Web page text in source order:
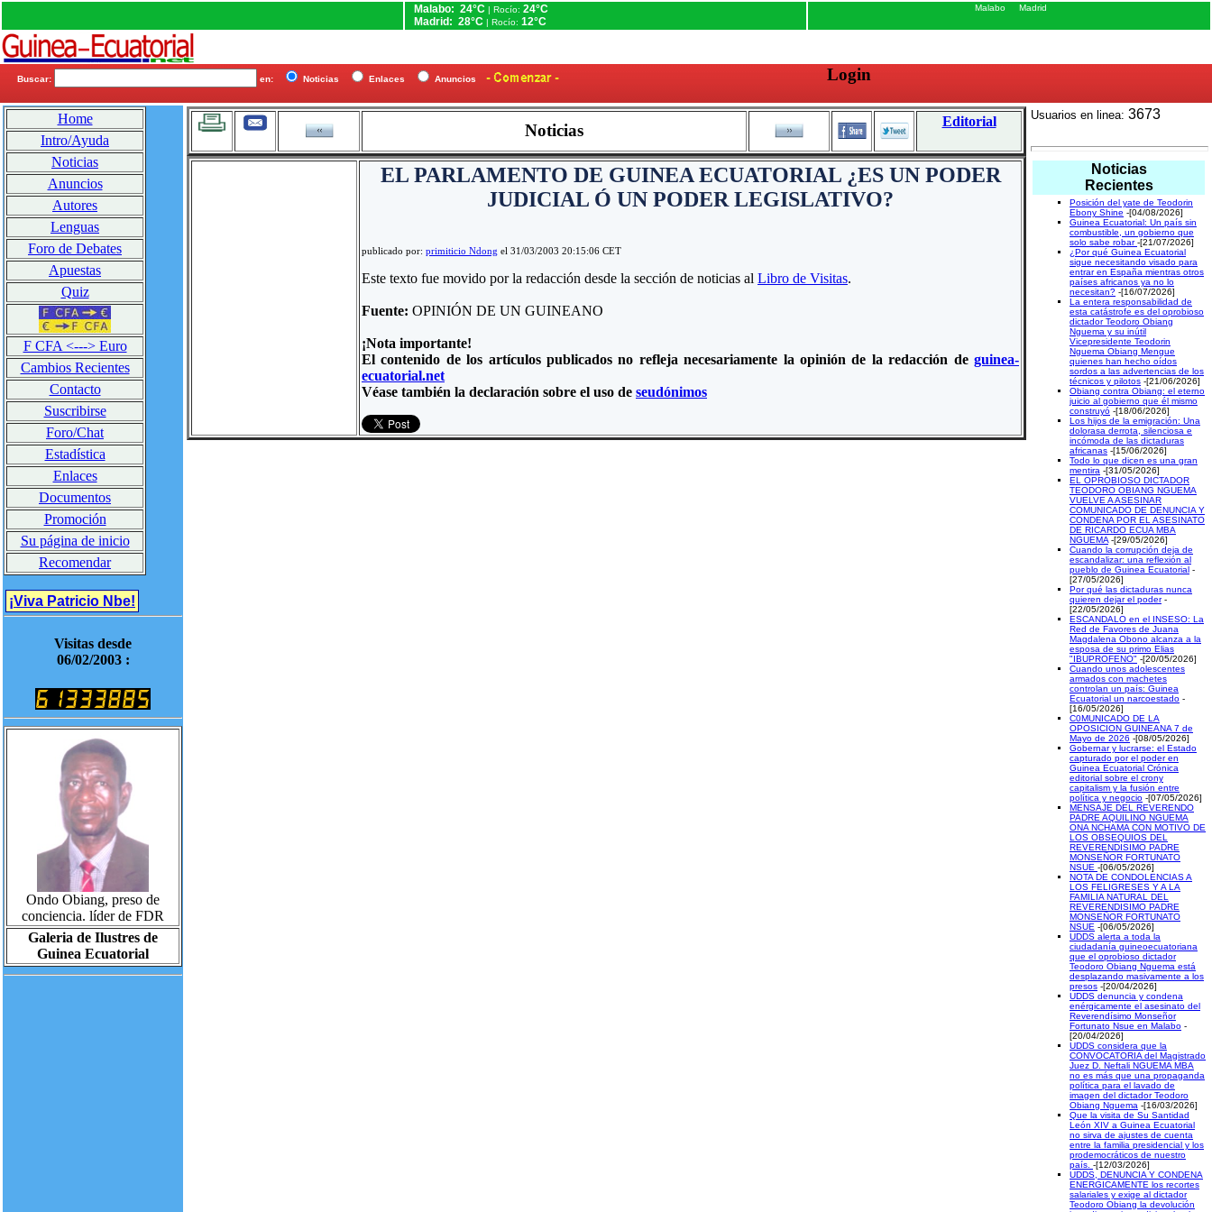
Malabo: 24°C | Rocío: 24°C
Madrid: 28°C | Rocío: 12°C
Malabo Madrid
Buscar: en: Noticias Enlaces Anuncios Login
Home
Intro/Ayuda
Noticias
Anuncios
Autores
Lenguas
Foro de Debates
Apuestas
Quiz
F CFA <---> Euro
Cambios Recientes
Contacto
Suscribirse
Foro/Chat
Estadística
Enlaces
Documentos
Promoción
Su página de inicio
Recomendar
¡Viva Patricio Nbe!
Visitas desde
06/02/2003 :
Ondo Obiang, preso de
conciencia. líder de FDR
Galeria de Ilustres de
Guinea Ecuatorial
Noticias Editorial
EL PARLAMENTO DE GUINEA ECUATORIAL ¿ES UN PODER
JUDICIAL Ó UN PODER LEGISLATIVO?
publicado por: primiticio Ndong el 31/03/2003 20:15:06 CET
Este texto fue movido por la redacción desde la sección de noticias al Libro de Visitas.
Fuente: OPINIÓN DE UN GUINEANO
¡Nota importante!
El contenido de los artículos publicados no refleja necesariamente la opinión de la redacción de guinea-
ecuatorial.net
Véase también la declaración sobre el uso de seudónimos
Usuarios en linea: 3673
Noticias
Recientes
Posición del yate de Teodorin
Ebony Shine -[04/08/2026]
Guinea Ecuatorial: Un país sin
combustible, un gobierno que
solo sabe robar-[21/07/2026]
¿Por qué Guinea Ecuatorial
sigue necesitando visado para
entrar en España mientras otros
países africanos ya no lo
necesitan? -[16/07/2026]
La entera responsabilidad de
esta catástrofe es del oprobioso
dictador Teodoro Obiang
Nguema y su inútil
Vicepresidente Teodorin
Nguema Obiang Mengue
quienes han hecho oídos
sordos a las advertencias de los
técnicos y pilotos -[21/06/2026]
Obiang contra Obiang: el eterno
juicio al gobierno que él mismo
construyó -[18/06/2026]
Los hijos de la emigración: Una
dolorasa derrota, silenciosa e
incómoda de las dictaduras
africanas -[15/06/2026]
Todo lo que dicen es una gran
mentira -[31/05/2026]
EL OPROBIOSO DICTADOR
TEODORO OBIANG NGUEMA
VUELVE A ASESINAR
COMUNICADO DE DENUNCIA Y
CONDENA POR EL ASESINATO
DE RICARDO ECUA MBA
NGUEMA -[29/05/2026]
Cuando la corrupción deja de
escandalizar: una reflexión al
pueblo de Guinea Ecuatorial -
[27/05/2026]
Por qué las dictaduras nunca
quieren dejar el poder -
[22/05/2026]
ESCANDALO en el INSESO: La
Red de Favores de Juana
Magdalena Obono alcanza a la
esposa de su primo Elias
"IBUPROFENO" -[20/05/2026]
Cuando unos adolescentes
armados con machetes
controlan un país: Guinea
Ecuatorial un narcoestado -
[16/05/2026]
C0MUNICADO DE LA
OPOSICION GUINEANA 7 de
Mayo de 2026 -[08/05/2026]
Gobernar y lucrarse: el Estado
capturado por el poder en
Guinea Ecuatorial Crónica
editorial sobre el crony
capitalism y la fusión entre
política y negocio -[07/05/2026]
MENSAJE DEL REVERENDO
PADRE AQUILINO NGUEMA
ONA NCHAMA CON MOTIVO DE
LOS OBSEQUIOS DEL
REVERENDISIMO PADRE
MONSEÑOR FORTUNATO
NSUE -[06/05/2026]
NOTA DE CONDOLENCIAS A
LOS FELIGRESES Y A LA
FAMILIA NATURAL DEL
REVERENDISIMO PADRE
MONSEÑOR FORTUNATO
NSUE -[06/05/2026]
UDDS alerta a toda la
ciudadanía guineoecuatoriana
que el oprobioso dictador
Teodoro Obiang Nguema está
desplazando masivamente a los
presos -[20/04/2026]
UDDS denuncia y condena
enérgicamente el asesinato del
Reverendísimo Monseñor
Fortunato Nsue en Malabo -
[20/04/2026]
UDDS considera que la
CONVOCATORIA del Magistrado
Juez D. Neftali NGUEMA MBA
no es más que una propaganda
política para el lavado de
imagen del dictador Teodoro
Obiang Nguema -[16/03/2026]
Que la visita de Su Santidad
León XIV a Guinea Ecuatorial
no sirva de ajustes de cuenta
entre la familia presidencial y los
prodemocráticos de nuestro
país. -[12/03/2026]
UDDS, DENUNCIA Y CONDENA
ENERGICAMENTE los recortes
salariales y exige al dictador
Teodoro Obiang la devolución